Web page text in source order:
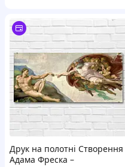
Друк на полотні Створення
Адама Фреска –